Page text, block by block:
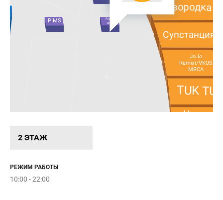
2 ЭТАЖ
РЕЖИМ РАБОТЫ
10:00 - 22:00
Сковородка
Супстанция
JoJo
Ramen/VKUS
МЯСА
TUK
Цыплята
Fresh
side
PIMS